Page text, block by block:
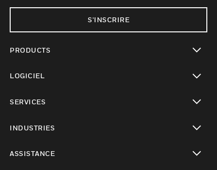
S'INSCRIRE
PRODUCTS
LOGICIEL
SERVICES
INDUSTRIES
ASSISTANCE